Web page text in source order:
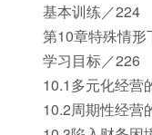
基本训练／224
第10章特殊情
学习目标／226
10.1多元化经营
10.2周期性经营